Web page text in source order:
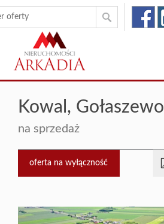
Kowal, Gołaszewo
na sprzedaż
oferta na wyłączność